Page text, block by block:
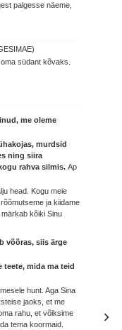
palgesse näeme,
südant kõvaks.
me oleme
murdsid
ning siira
rahva silmis.Ap
head. Kogu meie
ja kiidame
kõiki Sinu
võõras, siis ärge
teete, mida ma teid
hunt. Aga Sina
jaoks, et me
rahu, et võiksime
tema koormaid.